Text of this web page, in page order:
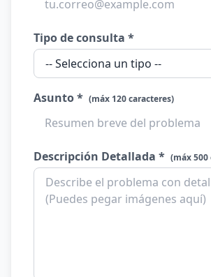
Tipo de consulta *
Asunto * (máx 120 caracteres)
Descripción Detallada * (máx 500